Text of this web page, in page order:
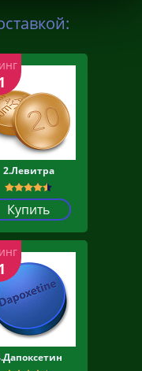
2.Левитра
Купить